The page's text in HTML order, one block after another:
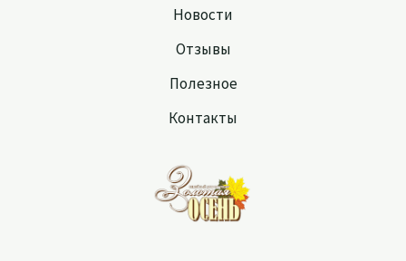
Новости
Отзывы
Полезное
Контакты